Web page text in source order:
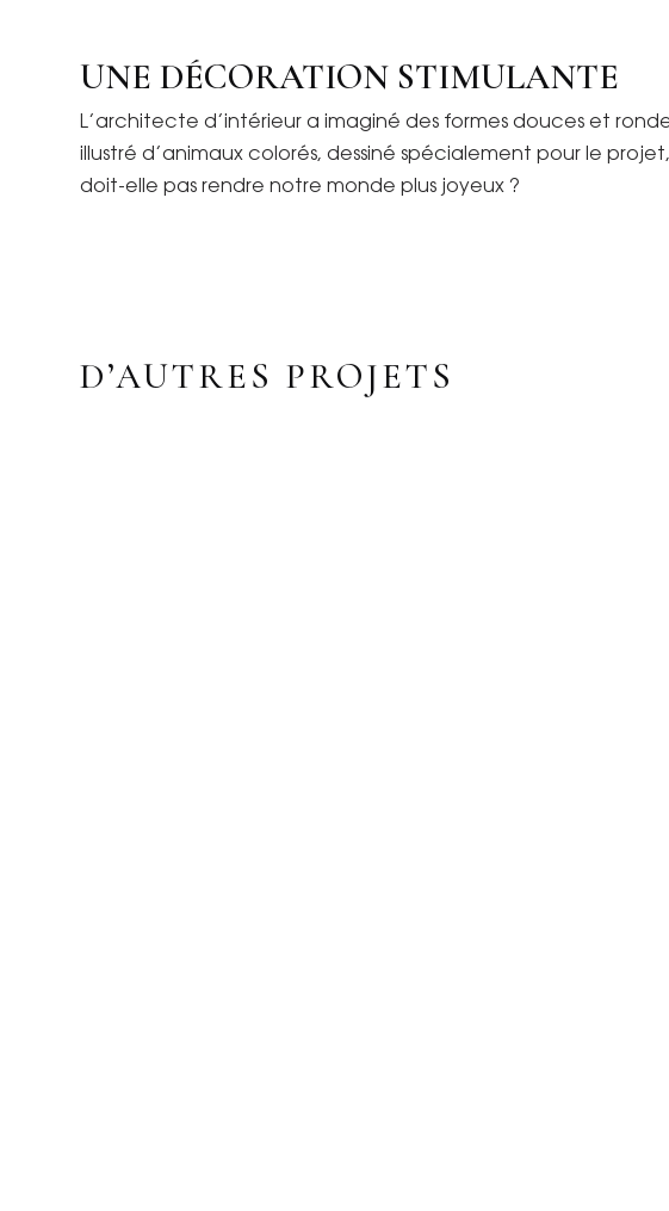
UNE DÉCORATION STIMULANTE
L’architecte d’intérieur a imaginé des formes douces et
illustré d’animaux colorés, dessiné spécialement pour le
doit-elle pas rendre notre monde plus joyeux ?
D’AUTRES PROJETS